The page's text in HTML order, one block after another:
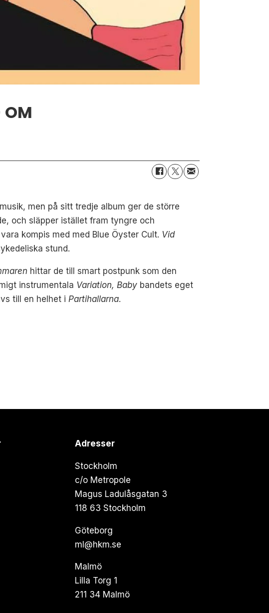
men på sitt tredje album ger de större
och släpper istället fram tyngre och
kompis med med Blue Öyster Cult. Vid
stund.
hittar de till smart postpunk som den
instrumentala Variation, Baby bandets eget
till en helhet i Partihallarna.
Adresser
Stockholm
c/o Metropole
Magus Ladulåsgatan 3
118 63 Stockholm
Göteborg
ml@hkm.se
Malmö
Lilla Torg 1
211 34 Malmö